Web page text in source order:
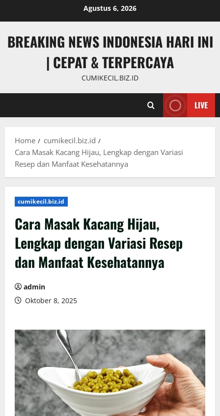
Agustus 6, 2026
BREAKING NEWS INDONESIA HARI INI
| CEPAT & TERPERCAYA
CUMIKECIL.BIZ.ID
LIVE
Home
cumikecil.biz.id
Cara Masak Kacang Hijau, Lengkap dengan Variasi
Resep dan Manfaat Kesehatannya
cumikecil.biz.id
Cara Masak Kacang Hijau,
Lengkap dengan Variasi Resep
dan Manfaat Kesehatannya
admin
Oktober 8, 2025